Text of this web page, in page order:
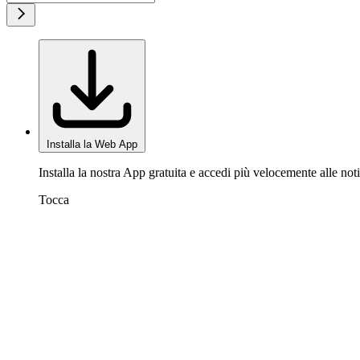
Installa la Web App
Installa la nostra App gratuita e accedi più velocemente alle
Tocca